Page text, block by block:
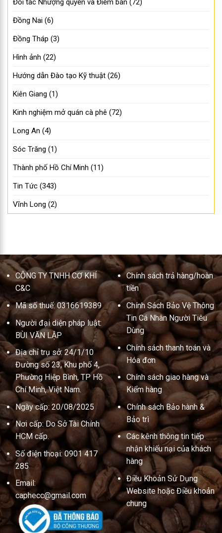
Đối tác Nhượng quyền và Điểm bán (72)
Đồng Nai (6)
Đồng Tháp (3)
Hình ảnh (22)
Hướng dẫn Đào tạo Kỹ thuật (26)
Kiên Giang (1)
Kinh nghiệm mở quán cà phê (72)
Long An (4)
Sóc Trăng (1)
Thành phố Hồ Chí Minh (11)
Tin Tức (343)
Vĩnh Long (2)
CÔNG TY TNHH CƠ KHÍ
C&C
Mã số thuế: 0316619389
Người đại diện pháp luật:
BÙI VĂN LẬP
Địa chỉ trụ sở: 24/1/10
Đường số 23, Khu phố 4,
Phường Hiệp Bình, TP Hồ
Chí Minh, Việt Nam.
Ngày cấp: 20/08/2025
Nơi cấp: Do Sở Tài Chính
HCM cấp.
Số điện thoại: 0901 417
285
Email:
caphecc@gmail.com
Chính sách trả hàng/hoàn
tiền
Chính Sách Bảo Vệ Thông
Tin Cá Nhân Người Tiêu
Dùng
Chính sách thanh toán và
Hóa đơn
Chính sách giao hàng và
Kiểm hàng
Chính sách Bảo hành &
Bảo trì
Các kênh thông tin tiếp
nhận khiếu nại của khách
hàng
Điều Khoản Sử Dụng
Website hoặc Điều khoản
chung